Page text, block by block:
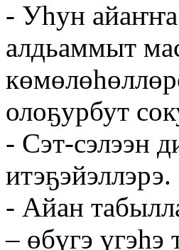
- Уһун айаҥҥа
алдьаммыт
олоҕурбут
- Сэт-сэлээн
итэҕэйэллэрэ.
- Айан
– өбүгэ үгэһэ